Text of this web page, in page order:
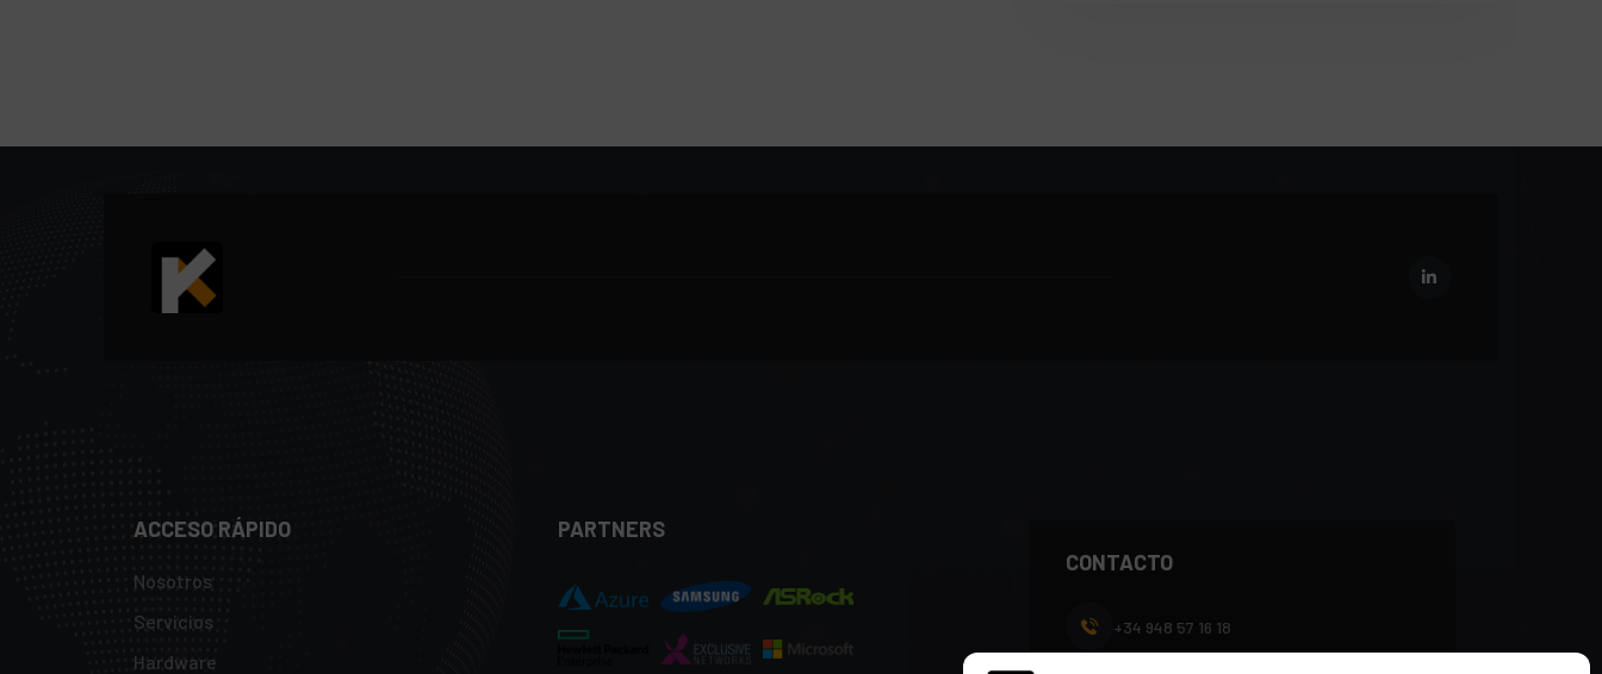
ACCESO RÁPIDO
Nosotros
Servicios
Hardware
PARTNERS
CONTACTO
+34 948 57 16 18